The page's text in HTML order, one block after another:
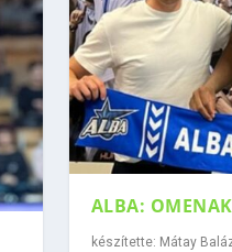
ALBA:
készítette: Mátay